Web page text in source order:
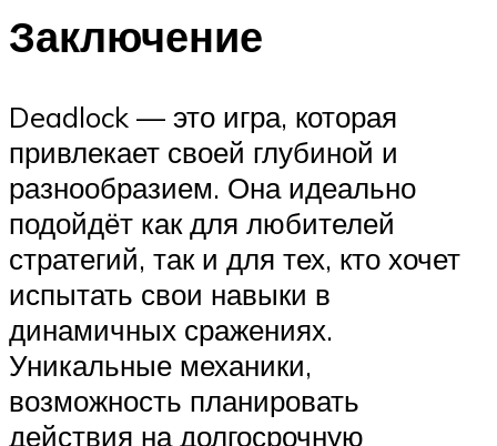
Заключение
Deadlock — это игра, которая
привлекает своей глубиной и
разнообразием. Она идеально
подойдёт как для любителей
стратегий, так и для тех, кто хочет
испытать свои навыки в
динамичных сражениях.
Уникальные механики,
возможность планировать
действия на долгосрочную